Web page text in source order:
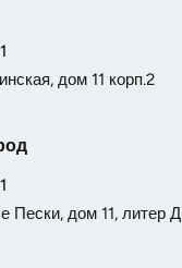
дом 11 корп.2
Пески, дом 11, литер Д